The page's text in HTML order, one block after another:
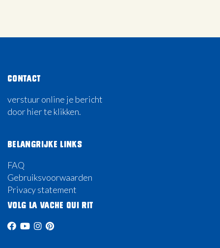
Contact
verstuur online je bericht
door hier te klikken.
Belangrijke links
FAQ
Gebruiksvoorwaarden
Privacy statement
Volg La Vache Qui Rit